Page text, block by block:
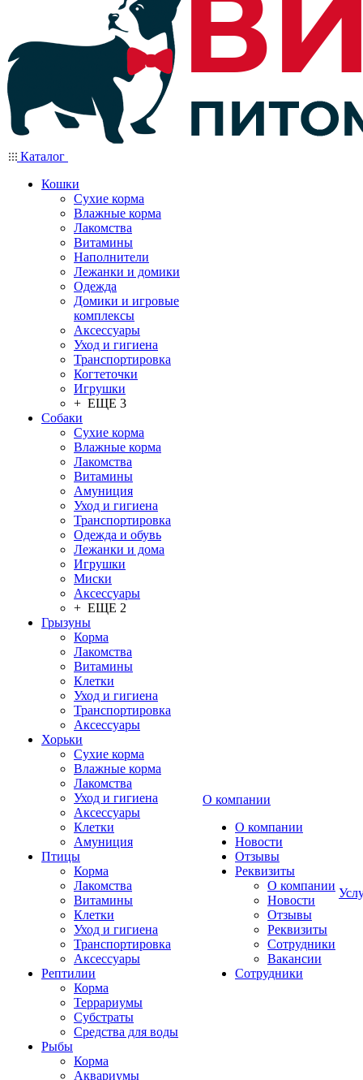
Каталог
Кошки
Сухие корма
Влажные корма
Лакомства
Витамины
Наполнители
Лежанки и домики
Одежда
Домики и игровые
комплексы
Аксессуары
Уход и гигиена
Транспортировка
Когтеточки
Игрушки
+ ЕЩЕ 3
Собаки
Сухие корма
Влажные корма
Лакомства
Витамины
Амуниция
Уход и гигиена
Транспортировка
Одежда и обувь
Лежанки и дома
Игрушки
Миски
Аксессуары
+ ЕЩЕ 2
Грызуны
Корма
Лакомства
Витамины
Клетки
Уход и гигиена
Транспортировка
Аксессуары
Хорьки
Сухие корма
Влажные корма
Лакомства
Уход и гигиена
Аксессуары
Клетки
Амуниция
Птицы
Корма
Лакомства
Витамины
Клетки
Уход и гигиена
Транспортировка
Аксессуары
Рептилии
Корма
Террариумы
Субстраты
Средства для воды
Рыбы
Корма
Аквариумы
О компании
О компании
Новости
Отзывы
Реквизиты
О компании
Новости
Отзывы
Реквизиты
Сотрудники
Вакансии
Сотрудники